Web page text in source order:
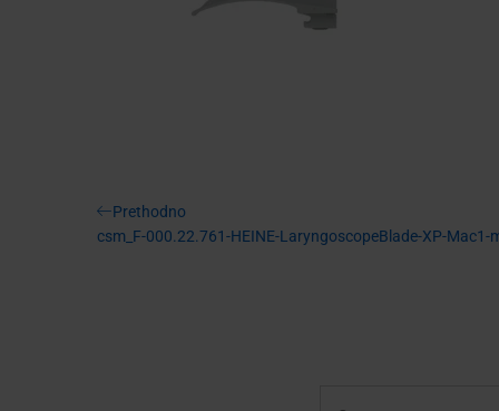
Navigacija
Previous
Post
Prethodno
csm_F-000.22.761-HEINE-LaryngoscopeBlade-XP-Mac1-